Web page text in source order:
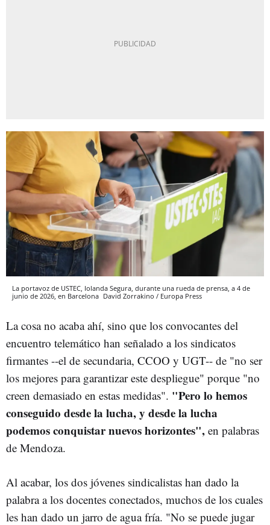
La portavoz de USTEC, Iolanda Segura, durante una rueda de prensa, a 4 de
junio de 2026, en Barcelona David Zorrakino / Europa Press
La cosa no acaba ahí, sino que los convocantes del
encuentro telemático han señalado a los sindicatos
firmantes --el de secundaria, CCOO y UGT-- de "no ser
los mejores para garantizar este despliegue" porque "no
creen demasiado en estas medidas". "Pero lo hemos
conseguido desde la lucha, y desde la lucha
podemos conquistar nuevos horizontes", en palabras
de Mendoza.
Al acabar, los dos jóvenes sindicalistas han dado la
palabra a los docentes conectados, muchos de los cuales
les han dado un jarro de agua fría. "No se puede jugar